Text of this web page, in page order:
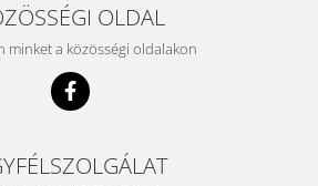
OLDAL
minket a közösségi oldalakon